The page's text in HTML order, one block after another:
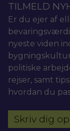
TILMELD
Er du ejer af
nyeste viden
politiske
rejser, samt
hvordan du
Skriv dig op